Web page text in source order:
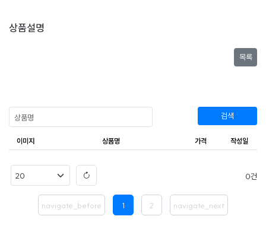
상품설명
목록
검색
이미지 상품명 가격 작성일
navigate_before 1 2 navigate_next
0